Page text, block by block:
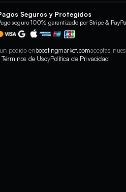
Seguros y Protegidos
seguro 100% garantizado por Stripe &
pedido enboostingmarket.comaceptas
Términos de UsoyPolítica de Privacidad